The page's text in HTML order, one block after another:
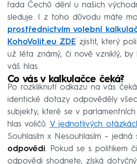
řada Čechů dění u našich
sleduje. I z toho důvodu máte
prostřednictvím volební
KohoVolit.eu ZDE zjistit, který
už léta známý, či nově vzniklý, by
váš hlas.
Co vás v kalkulačce čeká?
Po rozkliknutí odkazu na vás čeká
identické dotazy odpověděly
subjekty, které se v
hlas voličů. V jednotlivých
Souhlasím x Nesouhlasím –
odpovědi. Pokud se s politikem
odpovědi shodnete, získá